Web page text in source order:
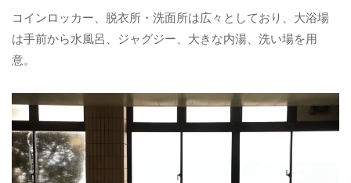
コインロッカー、脱衣所・洗面所は広々としており、大浴場
は手前から水風呂、ジャグジー、大きな内湯、洗い場を用
意。